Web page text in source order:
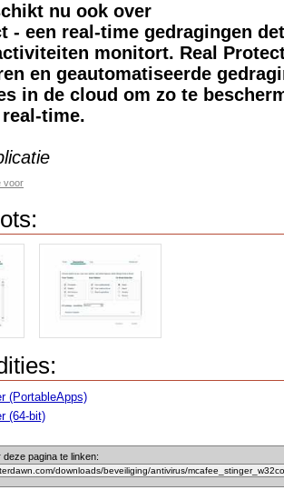
nu ook over
- een real-time gedragingen
monitort. Real
en geautomatiseerde
in de cloud om zo te
time.
voor
(PortableApps)
(64-bit)
pagina te linken: